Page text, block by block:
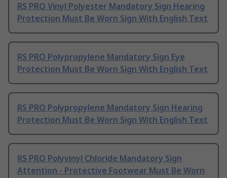
RS PRO Vinyl Polyester Mandatory Sign Hearing
Protection Must Be Worn Sign With English Text
RS PRO Polypropylene Mandatory Sign Eye
Protection Must Be Worn Sign With English Text
RS PRO Polypropylene Mandatory Sign Hearing
Protection Must Be Worn Sign With English Text
RS PRO Polyvinyl Chloride Mandatory Sign
Attention - Protective Footwear Must Be Worn